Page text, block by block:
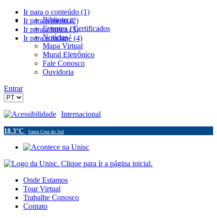
Ir para o conteúdo (1)
Ir para o menu (2)
Ir para a busca (3)
Ir para o rodapé (4)
Biblioteca
Eventos / Certificados
Notícias
Mapa Virtual
Mural Eletrônico
Fale Conosco
Ouvidoria
Entrar
Acessibilidade Internacional
18.3°C Santa Cruz do Sul
Onde Estamos
Tour Virtual
Trabalhe Conosco
Contato